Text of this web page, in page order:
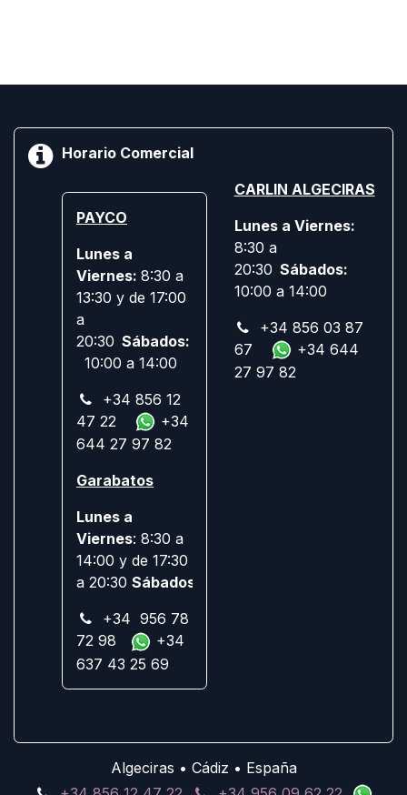
Horario Comercial
PAYCO
Lunes a
Viernes: 8:30 a
13:30 y de 17:00
a
20:30 Sábados:
10:00 a 14:00
+34 856 12
47 22
+34
644 27 97 82
Garabatos
Lunes a
Viernes: 8:30 a
14:00 y de 17:30
a 20:30 Sábados:
+34 956 78
72 98
+34
637 43 25 69
CARLIN ALGECIRAS
Lunes a Viernes:
8:30 a
20:30 Sábados:
10:00 a 14:00
+34 856 03 87
67
+34 644
27 97 82
Algeciras • Cádiz • España